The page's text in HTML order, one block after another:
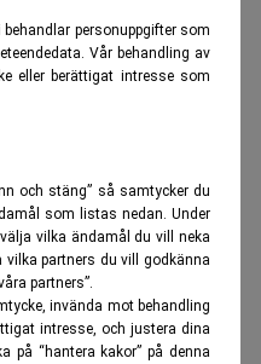
personuppgifter som
Vår behandling av
eller berättigat intresse som
och stäng” så samtycker du
som listas nedan. Under
vilka ändamål du vill neka
vilka partners du vill godkänna
partners”.
invända mot behandling
intresse, och justera dina
på “hantera kakor” på denna
för klädhandeln i
på
i företagets historia och
med att
juni med att öppna
på USA, Frankrike,
och Italien.
i 450 kronor. Men